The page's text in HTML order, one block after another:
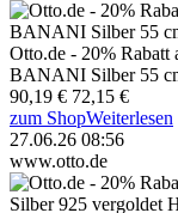
Otto.de - 20%
BANANI Silber 55
90,19 € 72,15 €
zum ShopWeiterlesen
27.06.26 08:56
www.otto.de